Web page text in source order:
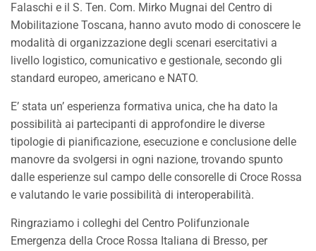
Falaschi e il S. Ten. Com. Mirko Mugnai del Centro di
Mobilitazione Toscana, hanno avuto modo di conoscere le
modalità di organizzazione degli scenari esercitativi a
livello logistico, comunicativo e gestionale, secondo gli
standard europeo, americano e NATO.
E’ stata un’ esperienza formativa unica, che ha dato la
possibilità ai partecipanti di approfondire le diverse
tipologie di pianificazione, esecuzione e conclusione delle
manovre da svolgersi in ogni nazione, trovando spunto
dalle esperienze sul campo delle consorelle di Croce Rossa
e valutando le varie possibilità di interoperabilità.
Ringraziamo i colleghi del Centro Polifunzionale
Emergenza della Croce Rossa Italiana di Bresso, per